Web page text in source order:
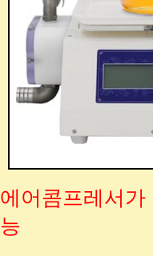
에어콤프레서
능